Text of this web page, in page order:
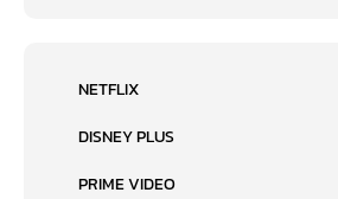
NETFLIX
DISNEY PLUS
PRIME VIDEO